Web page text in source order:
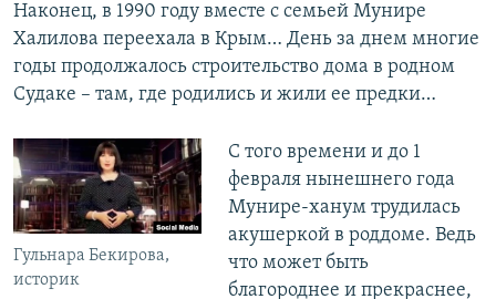
Наконец, в 1990 году вместе с семьей Мунире
Халилова переехала в Крым… День за днем многие
годы продолжалось строительство дома в родном
Судаке – там, где родились и жили ее предки…
Гульнара Бекирова,
историк
С того времени и до 1
февраля нынешнего года
Мунире-ханум трудилась
акушеркой в роддоме. Ведь
что может быть
благороднее и прекраснее,